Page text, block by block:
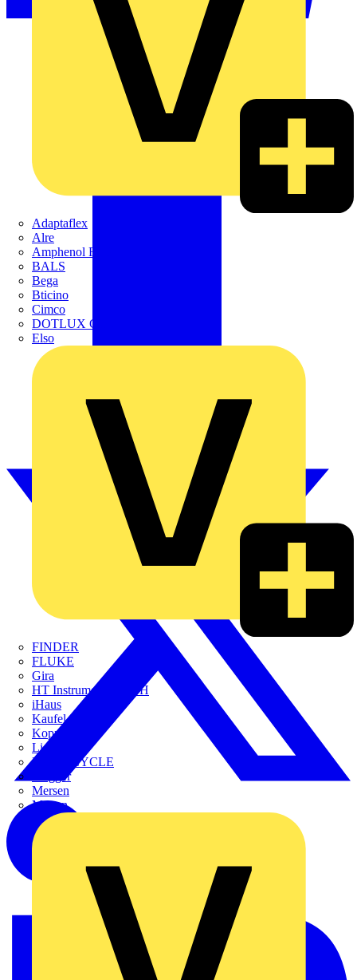
Adaptaflex
Alre
Amphenol FTG
BALS
Bega
Bticino
Cimco
DOTLUX GmbH
Elso
FINDER
FLUKE
Gira
HT Instruments GmbH
iHaus
Kaufel
Kopp
Lichtline
LIGHTCYCLE
Megger
Mersen
Merten